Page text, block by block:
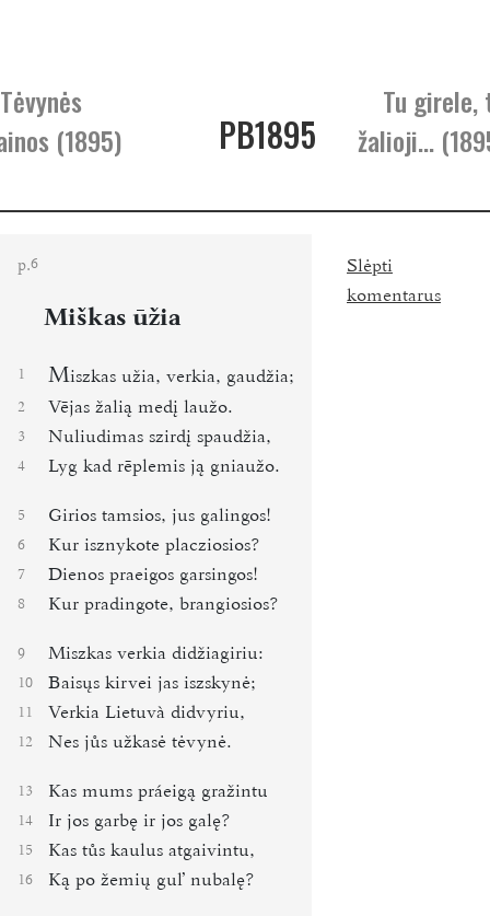
(1895)
PB1895
Tu girele,
žalioji…
p.6
Miškas ūžia
1 Miszkas užia, verkia, gaudžia;
2 Vējas žalią medį laužo.
3 Nuliudimas szirdį spaudžia,
4 Lyg kad rēplemis ją gniaužo.
5 Girios tamsios, jus galingos!
6 Kur isznykote placziosios?
7 Dienos praeigos garsingos!
8 Kur pradingote, brangiosios?
9 Miszkas verkia didžiagiriu:
10 Baisųs kirvei jas iszskynė;
11 Verkia Lietuvà didvyriu,
12 Nes jůs užkasė tėvynė.
13 Kas mums práeigą gražintu
14 Ir jos garbę ir jos galę?
15 Kas tůs kaulus atgaivintu,
16 Ką po žemių gulʼ nubalę?
Slėpti
komentarus